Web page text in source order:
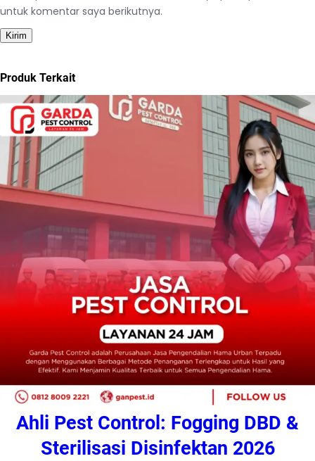
untuk komentar saya berikutnya.
Produk Terkait
Ahli Pest Control: Fogging DBD &
Sterilisasi Disinfektan 2026